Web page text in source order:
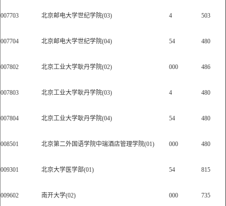
007703 北京邮电大学世纪学院(03) 4 503
007704 北京邮电大学世纪学院(04) 54 480
007802 北京工业大学耿丹学院(02) 000 486
007803 北京工业大学耿丹学院(03) 4 480
007804 北京工业大学耿丹学院(04) 54 480
008501 北京第二外国语学院中瑞酒店管理学院(01) 000 480
009301 北京大学医学部(01) 54 815
009602 南开大学(02) 000 735